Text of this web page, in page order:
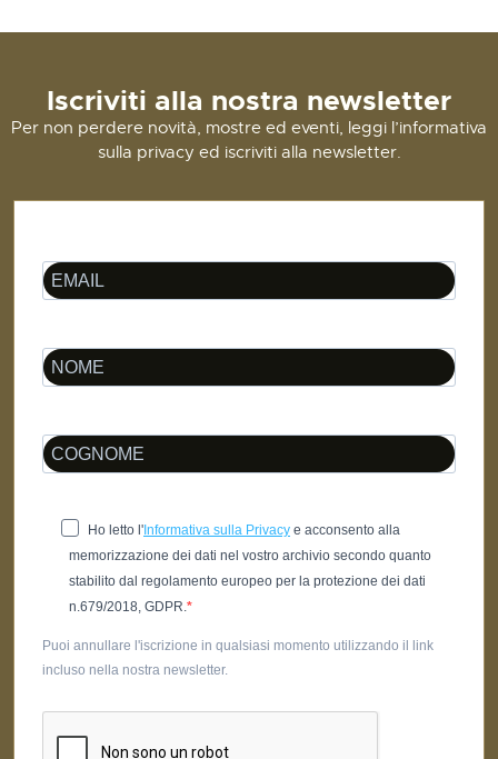
Iscriviti alla nostra newsletter
Per non perdere novità, mostre ed eventi, leggi l’informativa
sulla privacy ed iscriviti alla newsletter.
Ho letto l' Informativa sulla Privacy e acconsento alla
memorizzazione dei dati nel vostro archivio secondo quanto
stabilito dal regolamento europeo per la protezione dei dati
n.679/2018, GDPR.
Puoi annullare l'iscrizione in qualsiasi momento utilizzando il link
incluso nella nostra newsletter.